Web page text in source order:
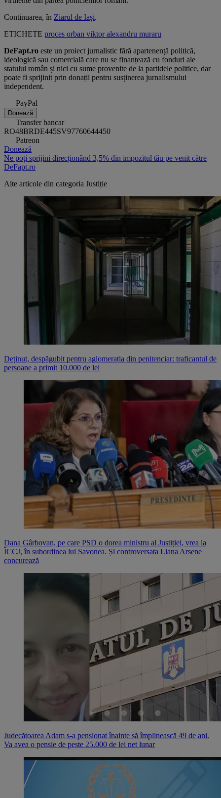
Continuarea, în Ziarul de Iași.
ETICHETE proces orban viktoralexandru muraru
DeFapt.ro este un proiect jurnalistic fără apartenență politică,
ideologică sau comercială care nu se finanțează cu fonduri ale
statului român și nici cu sume provenite de la partidele politice, dar
poate fi sprijinit prin donații pentru susținerea jurnalismului
independent.
PayPal
Donează
Transfer bancar
RO48BRDE445SV97760644450
Patreon
Donează
Ne poți sprijini direcționând 3,5% din impozitul tău pe venit către
DeFapt.ro
Alte articole din categoria Justiție
Deținut, despăgubit pentru aglomerația din penitenciar: traficantul de
persoane a primit 10.000 de lei
Dana Gârbovan, pe care PSD o dorea ministru al Justiției, vrea la
ÎCCJ, în subordinea lui Savonea. Și controversata Liana Arsene
concurează
Judecătoarea Adam s-a pensionat înainte să împlinească 49 de ani.
Va avea o pensie de peste 25.000 de lei net lunar